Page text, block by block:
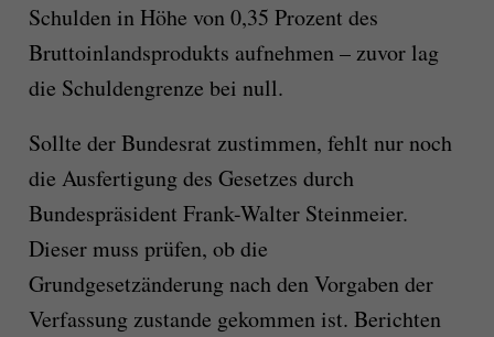
Schulden in Höhe von 0,35 Prozent des
Bruttoinlandsprodukts aufnehmen – zuvor lag
die Schuldengrenze bei null.
Sollte der Bundesrat zustimmen, fehlt nur noch
die Ausfertigung des Gesetzes durch
Bundespräsident Frank-Walter Steinmeier.
Dieser muss prüfen, ob die
Grundgesetzänderung nach den Vorgaben der
Verfassung zustande gekommen ist. Berichten